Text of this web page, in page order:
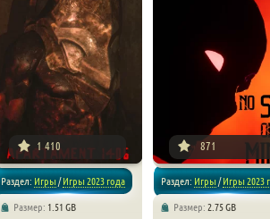
1 410
Раздел: Игры/Игры 2023 года
Размер: 1.51 GB
871
Раздел: Игры/Игры 2023
Размер: 2.75 GB